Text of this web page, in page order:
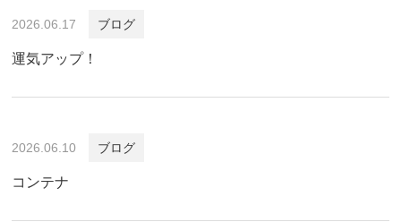
2026.06.17 ブログ
運気アップ！
2026.06.10 ブログ
コンテナ